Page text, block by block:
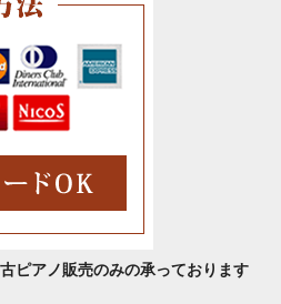
ピアノ販売のみの承っております